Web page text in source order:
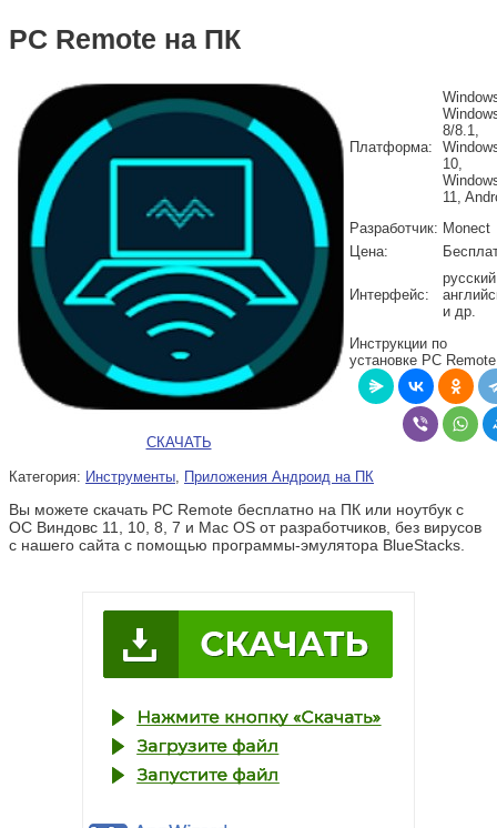
PC Remote на ПК
СКАЧАТЬ
Платформа:
8/8.1,
10,
11,
Разработчик: Monect
Цена:
Интерфейс:
и др.
Инструкции по
установке PC Remote
Категория: Инструменты, Приложения Андроид на ПК
Вы можете скачать PC Remote бесплатно на ПК или ноутбук с
ОС Виндовс 11, 10, 8, 7 и Mac OS от разработчиков, без вирусов
с нашего сайта с помощью программы-эмулятора BlueStacks.